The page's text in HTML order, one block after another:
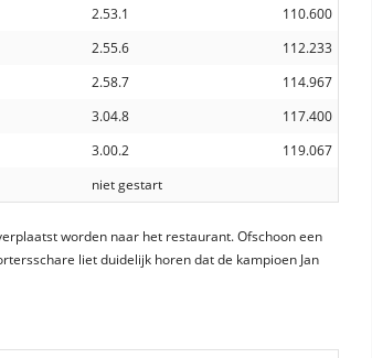
2.53.1
110.600
2.55.6
112.233
2.58.7
114.967
3.04.8
117.400
3.00.2
119.067
niet gestart
worden naar het restaurant. Ofschoon een
liet duidelijk horen dat de kampioen Jan